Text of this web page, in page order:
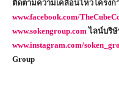
ติดตามความเคลื่อนไหวโครงก
www.facebook.com/
www.sokengroup.com ไลน์บริษั
www.instagram.com/
Group